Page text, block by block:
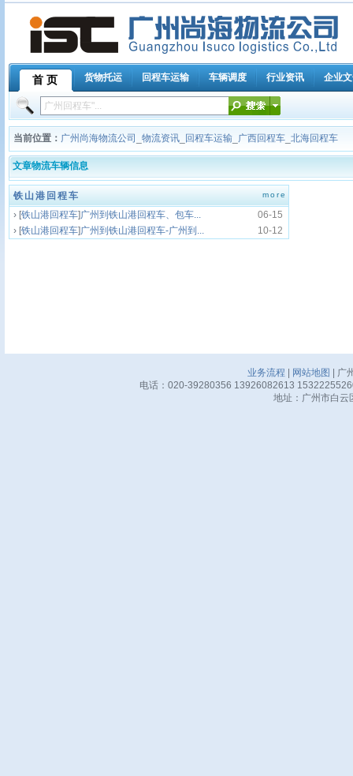
首 页 货物托运 回程车运输 车辆调度 行业资讯 企业
当前位置： 广州尚海物流公司 物流资讯 回程车运输 广西回程车 北海回程车
文章物流车辆信息
铁山港回程车 more
06-15
› [铁山港回程车]广州到铁山港回程车、包车...
10-12
› [铁山港回程车]广州到铁山港回程车-广州到...
业务流程 网站地图
| 广
电话：020-39280356 13926082613
地址：广州市白云